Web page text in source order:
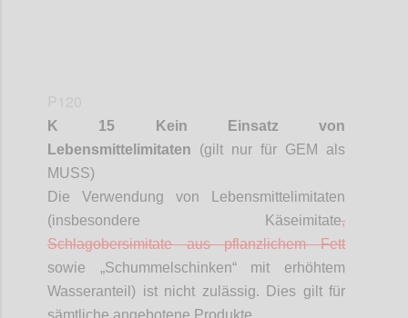
K 15 Kein Einsatz von
Lebensmittelimitaten (gilt nur für GEM als
MUSS)
Die Verwendung von Lebensmittelimitaten
(insbesondere Käseimitate,
Schlagobersimitateaus pflanzlichem Fett
sowie „Schummelschinken“ mit erhöhtem
Wasseranteil) ist nicht zulässig. Dies gilt für
sämtliche angebotene Produkte.